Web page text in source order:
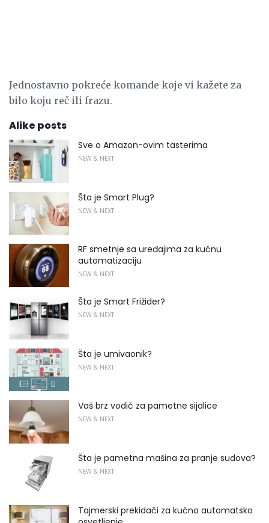
Jednostavno pokreće komande koje vi kažete za
bilo koju reč ili frazu.
Alike posts
Sve o Amazon-ovim tasterima
NEW & NEXT
Šta je Smart Plug?
NEW & NEXT
RF smetnje sa uređajima za kućnu
automatizaciju
NEW & NEXT
Šta je Smart Frižider?
NEW & NEXT
Šta je umivaonik?
NEW & NEXT
Vaš brz vodič za pametne sijalice
NEW & NEXT
Šta je pametna mašina za pranje sudova?
NEW & NEXT
Tajmerski prekidači za kućno automatsko